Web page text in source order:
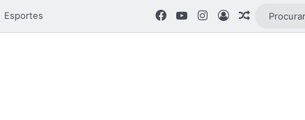
Esportes Facebook
YouTubeInstagram
EntrarArtigo